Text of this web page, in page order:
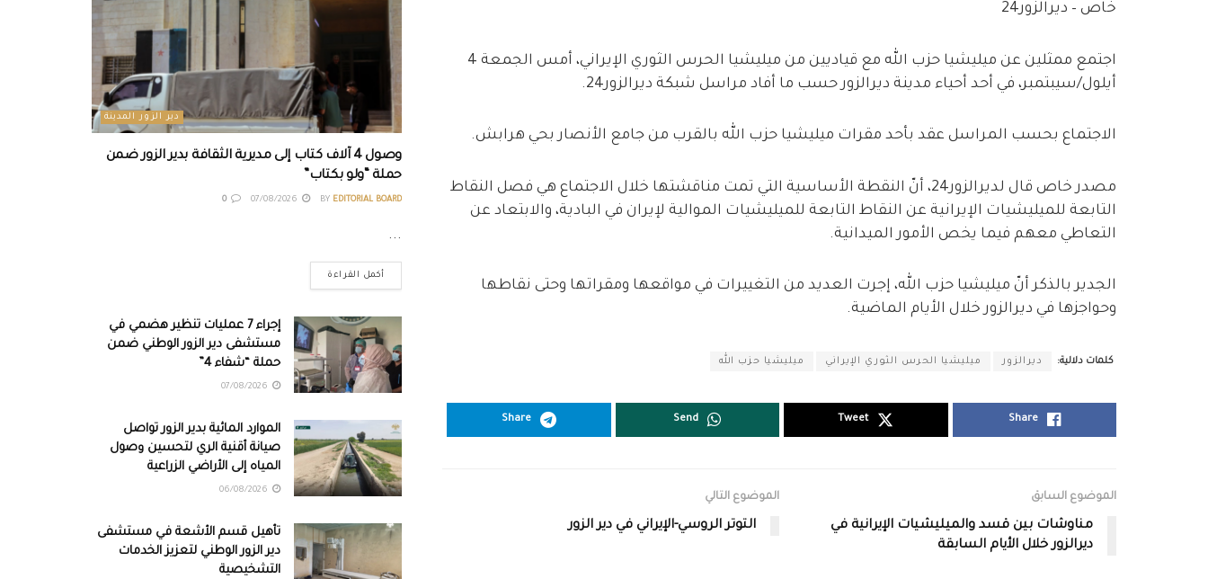
خاص – ديرالزور24
اجتمع ممثلين عن ميليشيا حزب الله مع قياديين من ميليشيا الحرس الثوري الإيراني، أمس الجمعة 4
أيلول/سيبتمبر، في أحد أحياء مدينة ديرالزور حسب ما أفاد مراسل شبكة ديرالزور24.
الاجتماع بحسب المراسل عقد بأحد مقرات ميليشيا حزب الله بالقرب من جامع الأنصار بحي هرابش.
مصدر خاص قال لديرالزور24، أنّ النقطة الأساسية التي تمت مناقشتها خلال الاجتماع هي فصل النقاط
التابعة للميليشيات الإيرانية عن النقاط التابعة للميليشيات الموالية لإيران في البادية، والابتعاد عن
التعاطي معهم فيما يخص الأمور الميدانية.
الجدير بالذكر أنّ ميليشيا حزب الله، إجرت العديد من التغييرات في مواقعها ومقراتها وحتى نقاطها
وحواجزها في ديرالزور خلال الأيام الماضية.
كلمات دلالية: ديرالزور ميليشيا الحرس الثوري الإيراني ميليشيا حزب الله
Share
Tweet
Send
Share
الموضوع السابق
مناوشات بين قسد والميليشيات الإيرانية في
ديرالزور خلال الأيام السابقة
الموضوع التالي
التوتر الروسي-الإيراني في دير الزور
دير الزور المدينة
وصول 4 آلاف كتاب إلى مديرية الثقافة بدير الزور ضمن
حملة “ولو بكتاب”
BY EDITORIAL BOARD
0
...
أكمل القراءة
إجراء 7 عمليات تنظير هضمي في
مستشفى دير الزور الوطني ضمن
حملة “شفاء 4”
الموارد المائية بدير الزور تواصل
صيانة أقنية الري لتحسين وصول
المياه إلى الأراضي الزراعية
تأهيل قسم الأشعة في مستشفى
دير الزور الوطني لتعزيز الخدمات
التشخيصية